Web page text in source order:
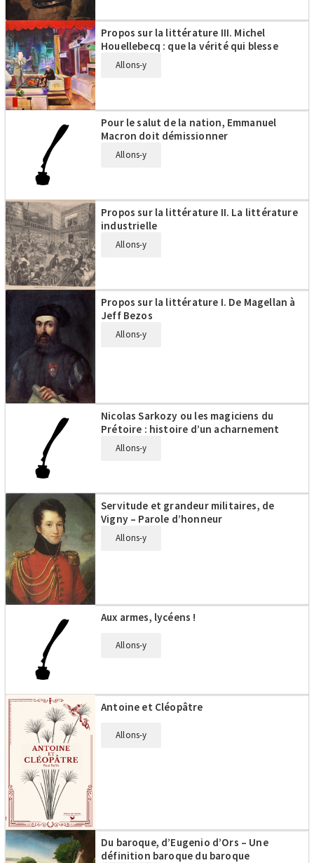
Propos sur la littérature III. Michel
Houellebecq : que la vérité qui blesse
Allons-y
Pour le salut de la nation, Emmanuel
Macron doit démissionner
Allons-y
Propos sur la littérature II. La littérature
industrielle
Allons-y
Propos sur la littérature I. De Magellan à
Jeff Bezos
Allons-y
Nicolas Sarkozy ou les magiciens du
Prétoire : histoire d’un acharnement
Allons-y
Servitude et grandeur militaires, de
Vigny – Parole d’honneur
Allons-y
Aux armes, lycéens !
Allons-y
Antoine et Cléopâtre
Allons-y
Du baroque, d’Eugenio d’Ors – Une
définition baroque du baroque